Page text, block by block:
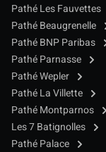
Pathé Les Fauvettes
Pathé Beaugrenelle
Pathé BNP Paribas
Pathé Parnasse
Pathé Wepler
Pathé La Villette
Pathé Montparnos
Les 7 Batignolles
Pathé Palace